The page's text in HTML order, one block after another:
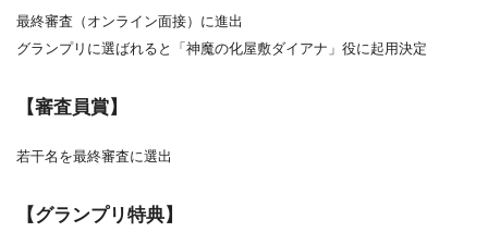
最終審査（オンライン面接）に進出
グランプリに選ばれると「神魔の化屋敷ダイアナ」役に起用決定
【審査員賞】
若干名を最終審査に選出
【グランプリ特典】